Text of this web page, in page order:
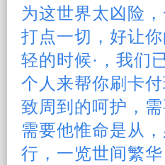
为这世界太凶险
打点一切，好让你
轻的时候·，我们
个人来帮你刷卡
致周到的呵护，
需要他惟命是从
行，一览世间繁